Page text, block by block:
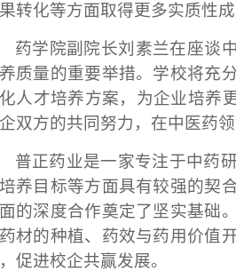
转化等方面取得更多实质性成
药学院副院长刘素兰在座谈
质量的重要举措。学校将充
人才培养方案，为企业培养
双方的共同努力，在中医药
普正药业是一家专注于中药
养目标等方面具有较强的契
的深度合作奠定了坚实基础
材的种植、药效与药用价值
促进校企共赢发展。